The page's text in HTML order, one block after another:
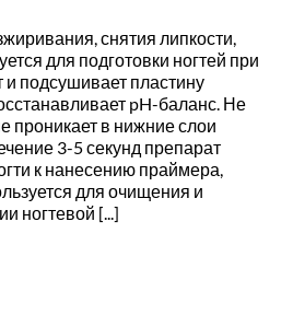
снятия липкости,
для подготовки ногтей при
подсушивает пластину
pH-баланс. Не
проникает в нижние слои
3-5 секунд препарат
к нанесению праймера,
для очищения и
ногтевой [...]